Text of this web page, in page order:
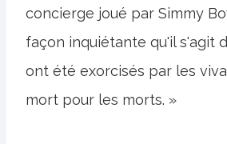
concierge joué par Simmy
façon inquiétante qu'il s'agit
ont été exorcisés par les
mort pour les morts. »